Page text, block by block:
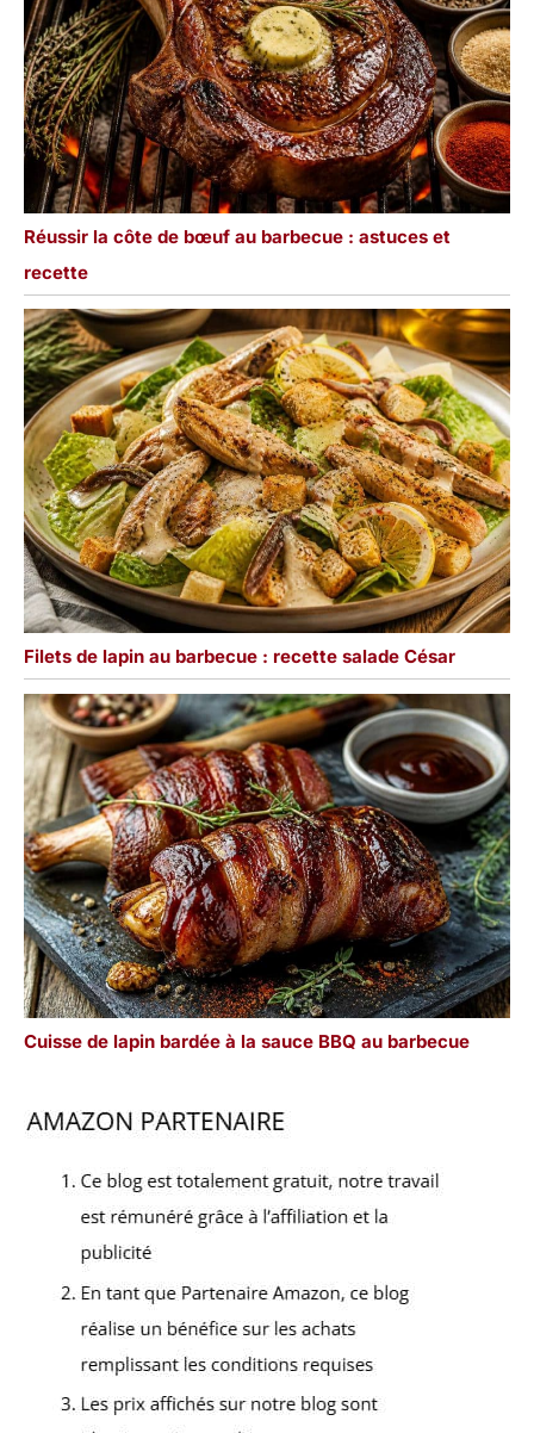
Réussir la côte de bœuf au barbecue : astuces et
recette
Filets de lapin au barbecue : recette salade César
Cuisse de lapin bardée à la sauce BBQ au barbecue